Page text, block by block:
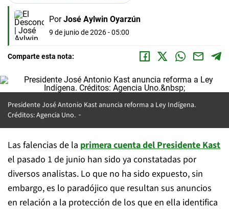
Por José Aylwin Oyarzún
9 de junio de 2026 - 05:00
Comparte esta nota:
Presidente José Antonio Kast anuncia reforma a Ley Indígena.
Créditos: Agencia Uno.
Las falencias de la primera cuenta del Presidente Kast
el pasado 1 de junio han sido ya constatadas por
diversos analistas. Lo que no ha sido expuesto, sin
embargo, es lo paradójico que resultan sus anuncios
en relación a la protección de los que en ella identifica